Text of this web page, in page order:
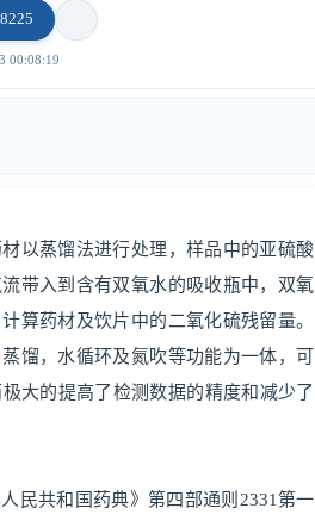
00:08:19
以蒸馏法进行处理，样品中的亚硫酸
带入到含有双氧水的吸收瓶中，双氧
算药材及饮片中的二氧化硫残留量。
馏，水循环及氮吹等功能为一体，可
大的提高了检测数据的精度和减少了
民共和国药典》第四部通则2331第一